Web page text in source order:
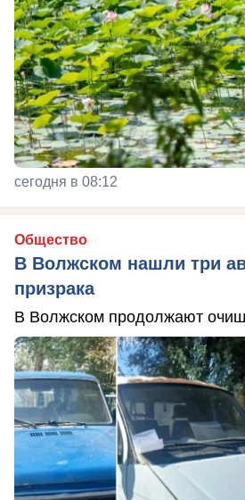
сегодня в 08:12
Общество
В Волжском нашли три
призрака
В Волжском продолжают